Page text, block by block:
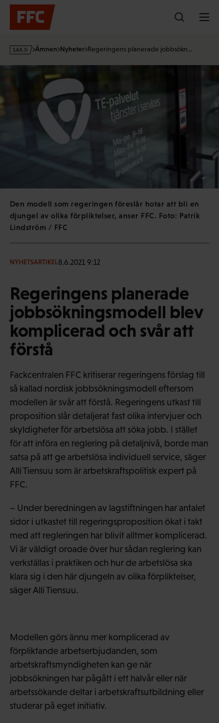
Hoppa
innehållet
s
Ämnen Nyheter Regeringens planerade jobbsökn…
Den modell som regeringen föreslår hotar att bli en
djungel av olika förpliktelser, anser FFC. Foto: Patrik
Lindström / FFC
NYHETSARTIKEL8.6.2021 9:12
Regeringens planerade
jobbsökningsmodell blev
komplicerad och svår att
förstå
Fackcentralen FFC kritiserar regeringens förslag till
så kallad nordisk jobbsökningsmodell eftersom
modellen är svår att förstå. Regeringens utkast till
proposition slår detaljerat fast olika intervjuer och
skyldigheter för arbetslösa att söka jobb. I stället
för att införa en reglering på detaljnivå, borde man
satsa på att ge arbetslösa individuell service, säger
Alli Tiensuu som är arbetskraftspolitisk expert på
FFC.
– Under beredningen av lagstiftningen har antalet
sidor i utkastet till regeringsproposition ökat i takt
med att regleringen har blivit alltmer komplicerad.
Vi är väldigt oroade över hur sådan reglering kan
verkställas i praktiken och hur de arbetslösa ska
klara sig i den här djungeln av olika förpliktelser,
säger Alli Tiensuu.
Modellen görs ännu mer komplicerad av
förpliktande arbetserbjudanden, som
arbetskraftsmyndigheten kan ge när
jobbsökningen har pågått i ett halvår eller när
arbetssökande deltar i arbetskraftsutbildning eller
studerar på eget initiativ.